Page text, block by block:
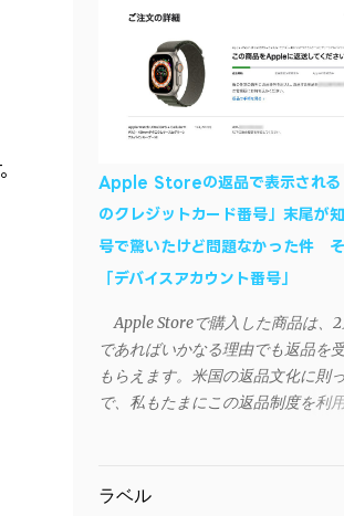
iTunesのプレイリストが表示され
などが正常に動作すれば完了 一度
順を施せば、言語設定は日本語に戻
OKだ。これでWi-Fiを使った同期機
るようになる。USB接続による同期
り、現時点で使えないようだ。諦
今回の不具合について、おそら
組みが日本語環境でうまく動作し
原因だ。 iSyncrを活用することで
のカウントを活用できる。どうし
iPhoneからAndroidスマートフォ
たい場合に役立つはずだ。
素晴らしかったのでご紹介します
作デモはこんな感じ↓ ニコニコ動画
作】ＳＡＯようなランチャーを開
- SAO Utils"はこちら 効果音まで完
ージ（英語） gpbeta.com - The SAO
Utilities Project – development log
ール（導入）手順 1. 開発ページ の
Downloadsの項目から自分のOSに
ァイルをダウンロードする。
Windows（Windows2000, XP, Vista,
32 ビット版か 64 ビット版かを確
） 2.ダウンロードしたファイルを
（自分はProgram Filesの中に移動
いました）フォルダの中にある
ウンロードしましょう。 ダウンロ
Apple Storeの返品で表示される
のクレジットカード番号」末尾が
号で驚いたけど問題なかった件
「デバイスアカウント番号」
Apple Storeで購入した商品は、
であればいかなる理由でも返品を
もらえます。米国の返品文化に則
で、私もたまにこの返品制度を利
録したクレジットカードを使って決
ラベル